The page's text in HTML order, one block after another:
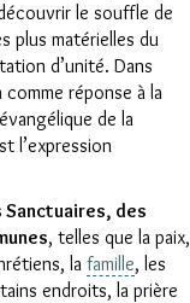
le souffle de
plus matérielles du
d’unité. Dans
réponse à la
de la
l’expression
Sanctuaires, des
, telles que la paix,
la famille, les
endroits, la prière